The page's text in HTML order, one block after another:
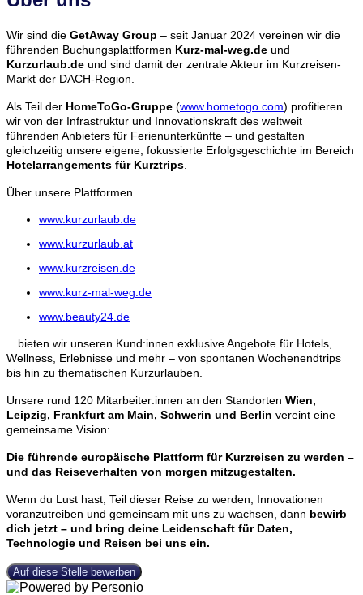
Wir sind die GetAway Group – seit Januar 2024 vereinen wir die
führenden Buchungsplattformen Kurz-mal-weg.de und
Kurzurlaub.de und sind damit der zentrale Akteur im Kurzreisen-
Markt der DACH-Region.
Als Teil der HomeToGo-Gruppe (www.hometogo.com) profitieren
wir von der Infrastruktur und Innovationskraft des weltweit
führenden Anbieters für Ferienunterkünfte – und gestalten
gleichzeitig unsere eigene, fokussierte Erfolgsgeschichte im Bereich
Hotelarrangements für Kurztrips
Über unsere Plattformen
www.kurzurlaub.de
www.kurzurlaub.at
www.kurzreisen.de
www.kurz-mal-weg.de
www.beauty24.de
…bieten wir unseren Kund:innen exklusive Angebote für Hotels,
Wellness, Erlebnisse und mehr – von spontanen Wochenendtrips
bis hin zu thematischen Kurzurlauben.
Unsere rund 120 Mitarbeiter:innen an den Standorten Wien,
Leipzig, Frankfurt am Main, Schwerin und Berlin vereint eine
gemeinsame Vision:
Die führende europäische Plattform für Kurzreisen zu werden –
und das Reiseverhalten von morgen mitzugestalten.
Wenn du Lust hast, Teil dieser Reise zu werden, Innovationen
voranzutreiben und gemeinsam mit uns zu wachsen, dann bewirb
dich jetzt – und bring deine Leidenschaft für Daten,
Technologie und Reisen bei uns ein.
Auf diese Stelle bewerben